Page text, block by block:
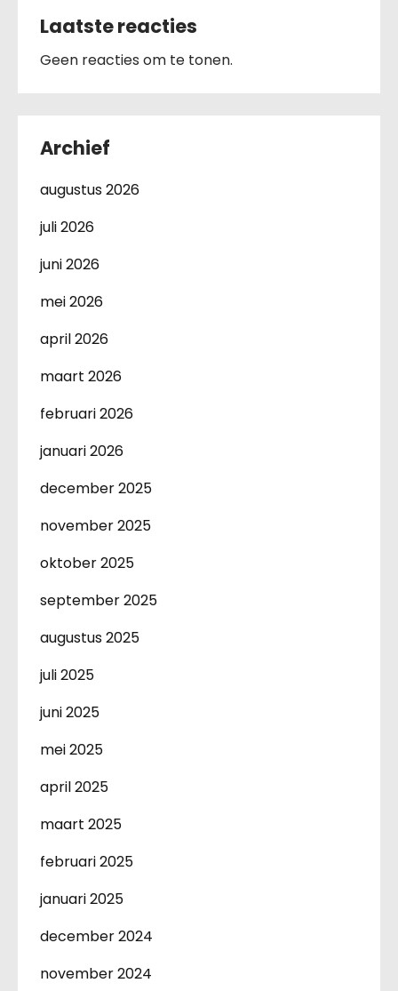
Laatste reacties
Geen reacties om te tonen.
Archief
augustus 2026
juli 2026
juni 2026
mei 2026
april 2026
maart 2026
februari 2026
januari 2026
december 2025
november 2025
oktober 2025
september 2025
augustus 2025
juli 2025
juni 2025
mei 2025
april 2025
maart 2025
februari 2025
januari 2025
december 2024
november 2024